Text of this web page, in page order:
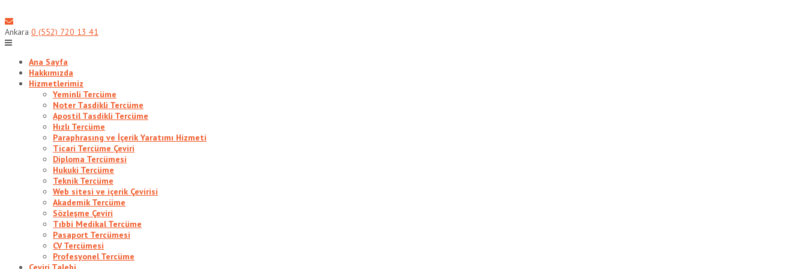
to
content
Ankara 0 (552) 720 13 41
Ana Sayfa
Hakkımızda
Hizmetlerimiz
Yeminli Tercüme
Noter Tasdikli Tercüme
Apostil Tasdikli Tercüme
Hızlı Tercüme
Paraphrasıng ve İçerik Yaratımı Hizmeti
Ticari Tercüme Çeviri
Diploma Tercümesi
Hukuki Tercüme
Teknik Tercüme
Web sitesi ve içerik Çevirisi
Akademik Tercüme
Sözleşme Çeviri
Tıbbi Medikal Tercüme
Pasaport Tercümesi
CV Tercümesi
Profesyonel Tercüme